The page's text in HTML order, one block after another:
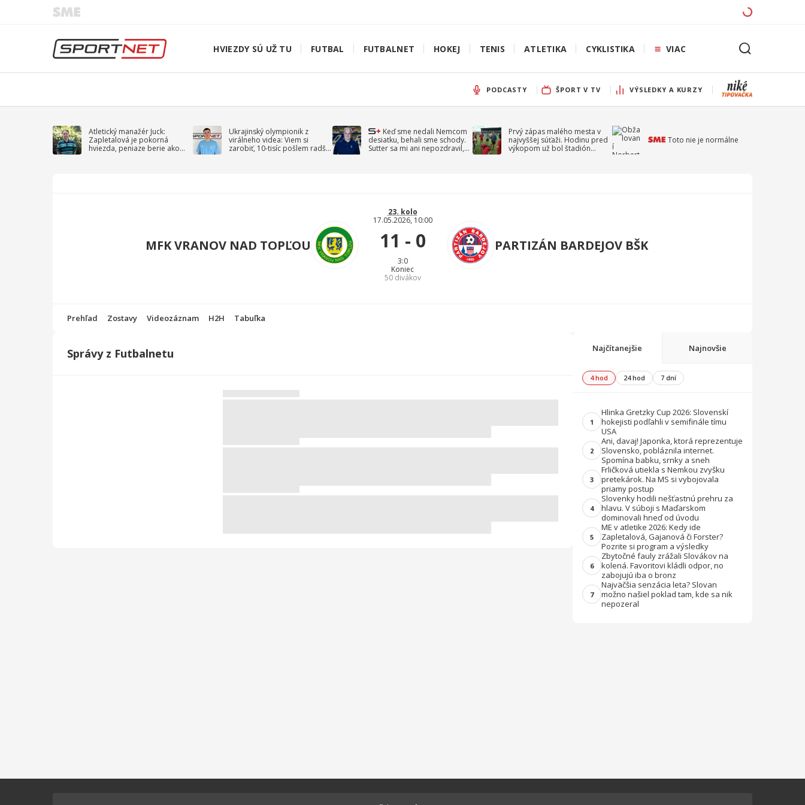
HVIEZDY SÚ UŽ TU FUTBAL FUTBALNET HOKEJ TENIS ATLETIKA CYKLISTIKA VIAC
PODCASTY ŠPORT V TV VÝSLEDKY A KURZY
Atletický manažér Juck:
Zapletalová je pokorná
hviezda, peniaze berie ako
Ukrajinský olympionik z
virálneho videa: Viem si
zarobiť, 10-tisíc pošlem radšej
Keď sme nedali Nemcom
desiatku, behali sme schody.
Sutter sa mi ani nepozdravil,
Prvý zápas malého mesta v
najvyššej súťaži. Hodinu pred
výkopom už bol štadión
Toto nie je normálne
MFK VRANOV NAD TOPĽOU
23. kolo
17.05.2026, 10:00
11 - 0
3:0
Koniec
50divákov
PARTIZÁN BARDEJOV BŠK
Prehľad Zostavy Videozáznam H2H Tabuľka
Správy z Futbalnetu Najčítanejšie Najnovšie
4 hod 24 hod 7 dní
1
Hlinka Gretzky Cup 2026: Slovenskí
hokejisti podľahli v semifinále tímu
USA
2
Ani, davaj! Japonka, ktorá reprezentuje
Slovensko, pobláznila internet.
Spomína babku, srnky a sneh
3
Frličková utiekla s Nemkou zvyšku
pretekárok. Na MS si vybojovala
priamy postup
4
Slovenky hodili nešťastnú prehru za
hlavu. V súboji s Maďarskom
dominovali hneď od úvodu
5
ME v atletike 2026: Kedy ide
Zapletalová, Gajanová či Forster?
Pozrite si program a výsledky
6
Zbytočné fauly zrážali Slovákov na
kolená. Favoritovi kládli odpor, no
zabojujú iba o bronz
7
Najväčšia senzácia leta? Slovan
možno našiel poklad tam, kde sa nik
nepozeral